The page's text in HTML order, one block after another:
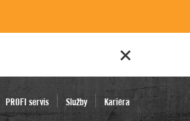
PROFI servis Služby Kariéra